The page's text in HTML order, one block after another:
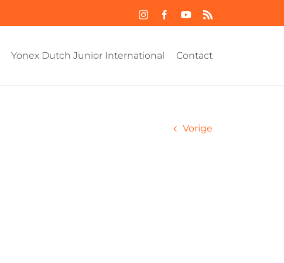
InstagramFacebookYouTube
Yonex Dutch Junior International Contact
Vorige